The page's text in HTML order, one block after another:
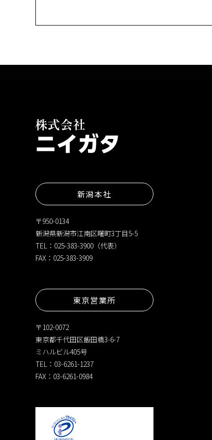
新潟本社
〒950-0134
新潟県新潟市江南区曙町3丁目5-5
TEL：025-383-3900（代表）
FAX：025-383-3909
東京営業所
〒102-0072
東京都千代田区飯田橋3-6-7
ミハルビル405号
TEL：03-6261-1237
FAX：03-6261-0984